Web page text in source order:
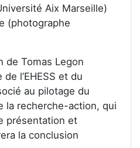
Aix Marseille)
(photographe
de Tomas Legon
l’EHESS et du
au pilotage du
la recherche-action, qui
présentation et
la conclusion